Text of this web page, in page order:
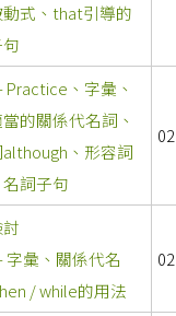
式、that引導的
Practice、字彙、
的關係代名詞、
、形容詞
詞子句
字彙、關係代名
/ while的用法